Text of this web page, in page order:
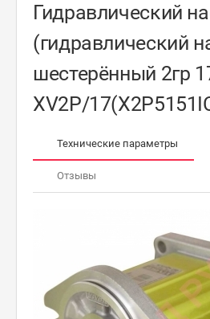
Гидравлический
(гидравлический
шестерённый 2гр
XV2P/
Технические параметры
Отзывы